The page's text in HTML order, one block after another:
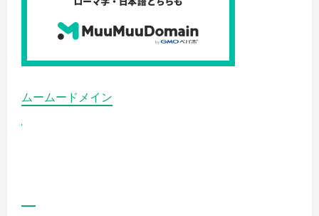
ムームードメイン